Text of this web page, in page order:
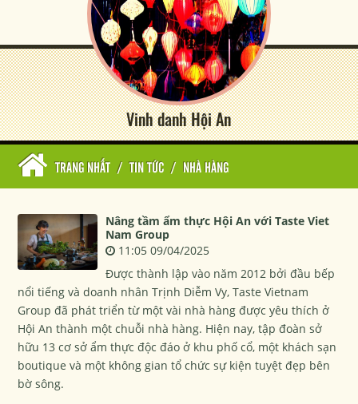
Vinh danh Hội An
TRANG NHẤT / TIN TỨC / NHÀ HÀNG
Nâng tầm ẩm thực Hội An với Taste Viet
Nam Group
11:05 09/04/2025
Được thành lập vào năm 2012 bởi đầu bếp
nổi tiếng và doanh nhân Trịnh Diễm Vy, Taste Vietnam
Group đã phát triển từ một vài nhà hàng được yêu thích ở
Hội An thành một chuỗi nhà hàng. Hiện nay, tập đoàn sở
hữu 13 cơ sở ẩm thực độc đáo ở khu phố cổ, một khách sạn
boutique và một không gian tổ chức sự kiện tuyệt đẹp bên
bờ sông.